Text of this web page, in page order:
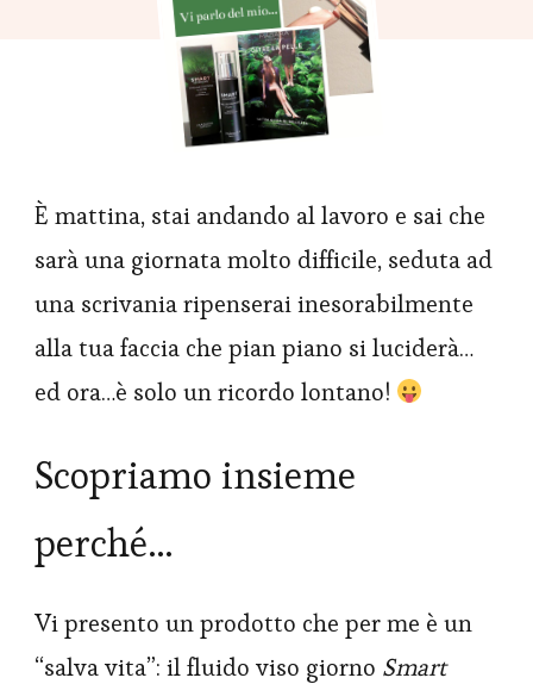
È mattina, stai andando al lavoro e sai che
sarà una giornata molto difficile, seduta ad
una scrivania ripenserai inesorabilmente
alla tua faccia che pian piano si luciderà…
ed ora…è solo un ricordo lontano!
Scopriamo insieme
perché…
Vi presento un prodotto che per me è un
“salva vita”: il fluido viso giorno Smart